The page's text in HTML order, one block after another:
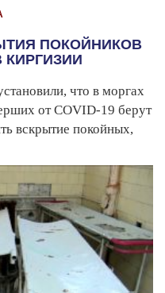
ПОКОЙНИКОВ
КИРГИЗИИ
что в моргах
от COVID-19 берут
вскрытие покойных,